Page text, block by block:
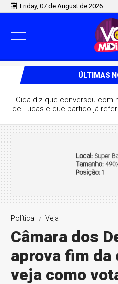
Friday, 07 de August de 2026
ÚLTIMAS
Cida diz que conversou com
de Lucas e que partido já
Política Veja
Câmara dos
aprova fim da
veja como